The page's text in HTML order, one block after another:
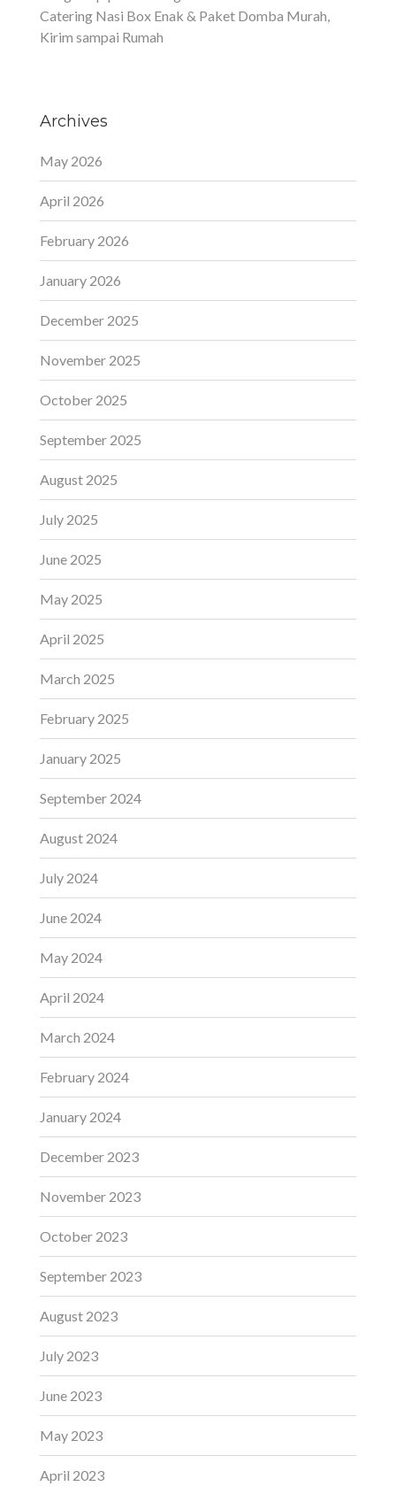
Catering Nasi Box Enak & Paket Domba Murah,
Kirim sampai Rumah
Archives
May 2026
April 2026
February 2026
January 2026
December 2025
November 2025
October 2025
September 2025
August 2025
July 2025
June 2025
May 2025
April 2025
March 2025
February 2025
January 2025
September 2024
August 2024
July 2024
June 2024
May 2024
April 2024
March 2024
February 2024
January 2024
December 2023
November 2023
October 2023
September 2023
August 2023
July 2023
June 2023
May 2023
April 2023